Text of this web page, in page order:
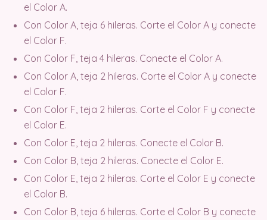
el Color A.
Con Color A, teja 6 hileras. Corte el Color A y conecte
el Color F.
Con Color F, teja 4 hileras. Conecte el Color A.
Con Color A, teja 2 hileras. Corte el Color A y conecte
el Color F.
Con Color F, teja 2 hileras. Corte el Color F y conecte
el Color E.
Con Color E, teja 2 hileras. Conecte el Color B.
Con Color B, teja 2 hileras. Conecte el Color E.
Con Color E, teja 2 hileras. Corte el Color E y conecte
el Color B.
Con Color B, teja 6 hileras. Corte el Color B y conecte